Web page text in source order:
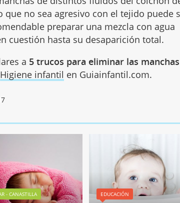
no sea agresivo con el tejido puede
preparar una mezcla con agua
cuestión hasta su desaparición total.
a 5 trucos para eliminar las manchas
Higiene infantil en Guiainfantil.com.
- CANASTILLA EDUCACIÓN